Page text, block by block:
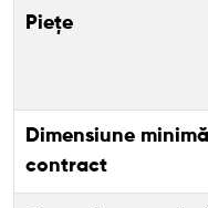
Piețe
Dimensiune minimă
contract